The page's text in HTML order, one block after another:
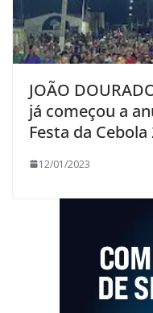
JOÃO
já começou a
Festa da Cebola
12/01/2023